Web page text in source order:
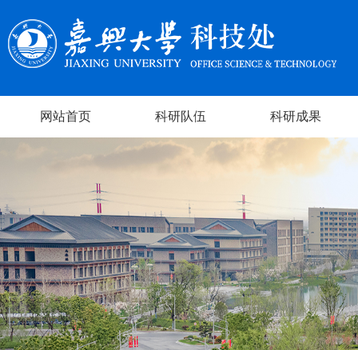
网站首页 科研队伍 科研成果